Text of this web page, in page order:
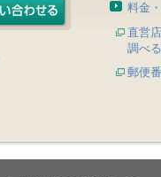
料金
直営
調べる
郵便